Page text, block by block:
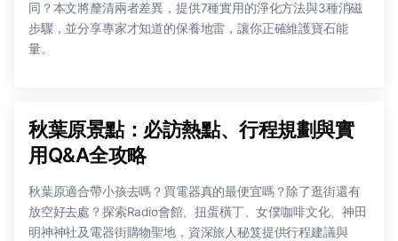
同？本文將釐清兩者差異，提供7種實用的淨化方法與3種消磁
步驟，並分享專家才知道的保養地雷，讓你正確維護寶石能
量。
秋葉原景點：必訪熱點、行程規劃與實
用Q&A全攻略
秋葉原適合帶小孩去嗎？買電器真的最便宜嗎？除了逛街還有
放空好去處？探索Radio會館、扭蛋橫丁、女僕咖啡文化、神田
明神神社及電器街購物聖地，資深旅人秘笈提供行程建議與